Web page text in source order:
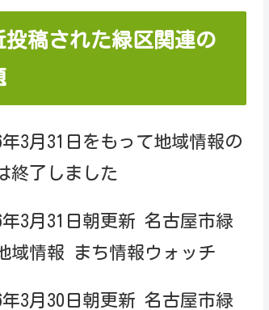
投稿された緑区関連の
3月31日をもって地域情報の
終了しました
年3月31日朝更新 名古屋市緑
域情報 まち情報ウォッチ
年3月30日朝更新 名古屋市緑